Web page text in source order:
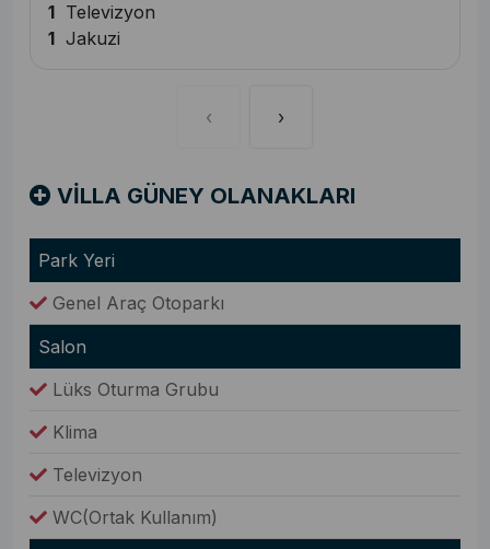
1 Televizyon
1 Jakuzi
‹ ›
VİLLA GÜNEY OLANAKLARI
Park Yeri
Genel Araç Otoparkı
Salon
Lüks Oturma Grubu
Klima
Televizyon
WC(Ortak Kullanım)